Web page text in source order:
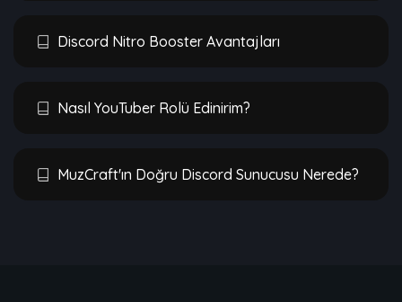
Discord Nitro Booster Avantajları
Nasıl YouTuber Rolü Edinirim?
MuzCraft'ın Doğru Discord Sunucusu Nerede?